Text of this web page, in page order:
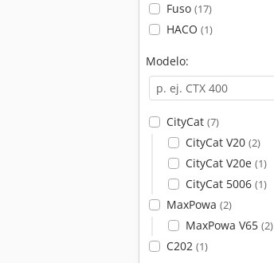
Fuso (17)
HACO (1)
Modelo:
CityCat (7)
CityCat V20 (2)
CityCat V20e (1)
CityCat 5006 (1)
MaxPowa (2)
MaxPowa V65 (2)
C202 (1)